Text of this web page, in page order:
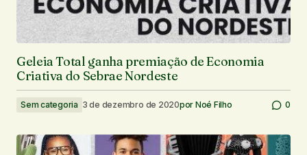
Geleia Total ganha premiação de Economia
Criativa do Sebrae Nordeste
Sem categoria 3 de dezembro de 2020por Noé Filho 0